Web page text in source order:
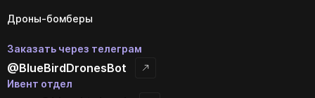
Дроны-бомберы
Заказать через телеграм
@BlueBirdDronesBot
Ивент отдел